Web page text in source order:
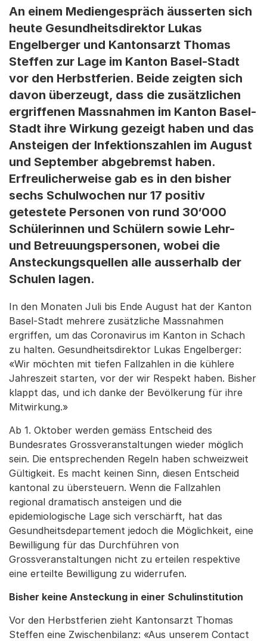
An einem Mediengespräch äusserten sich
heute Gesundheitsdirektor Lukas
Engelberger und Kantonsarzt Thomas
Steffen zur Lage im Kanton Basel-Stadt
vor den Herbstferien. Beide zeigten sich
davon überzeugt, dass die zusätzlichen
ergriffenen Massnahmen im Kanton Basel-
Stadt ihre Wirkung gezeigt haben und das
Ansteigen der Infektionszahlen im August
und September abgebremst haben.
Erfreulicherweise gab es in den bisher
sechs Schulwochen nur 17 positiv
getestete Personen von rund 30‘000
Schülerinnen und Schülern sowie Lehr-
und Betreuungspersonen, wobei die
Ansteckungsquellen alle ausserhalb der
Schulen lagen.
In den Monaten Juli bis Ende August hat der Kanton
Basel-Stadt mehrere zusätzliche Massnahmen
ergriffen, um das Coronavirus im Kanton in Schach
zu halten. Gesundheitsdirektor Lukas Engelberger:
«Wir möchten mit tiefen Fallzahlen in die kühlere
Jahreszeit starten, vor der wir Respekt haben. Bisher
klappt das, und ich danke der Bevölkerung für ihre
Mitwirkung.»
Ab 1. Oktober werden gemäss Entscheid des
Bundesrates Grossveranstaltungen wieder möglich
sein. Die entsprechenden Regeln haben schweizweit
Gültigkeit. Es macht keinen Sinn, diesen Entscheid
kantonal zu übersteuern. Wenn die Fallzahlen
regional dramatisch ansteigen und die
epidemiologische Lage sich verschärft, hat das
Gesundheitsdepartement jedoch die Möglichkeit, eine
Bewilligung für das Durchführen von
Grossveranstaltungen nicht zu erteilen respektive
eine erteilte Bewilligung zu widerrufen.
Bisher keine Ansteckung in einer Schulinstitution
Vor den Herbstferien zieht Kantonsarzt Thomas
Steffen eine Zwischenbilanz: «Aus unserem Contact